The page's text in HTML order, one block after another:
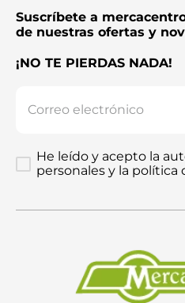
Suscríbete a
de nuestras ofertas y
¡NO TE PIERDAS NADA!
He leído y acepto la
personales y la política